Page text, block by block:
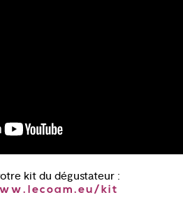
kit du dégustateur :
kit